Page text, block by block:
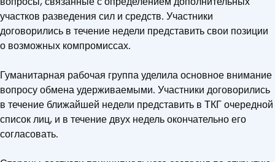
участков разведения сил и средств. Участники
договорились в течение недели представить свои позиции
о возможных компромиссах.
Гуманитарная рабочая группа уделила основное внимание
вопросу обмена удерживаемыми. Участники договорились
в течение ближайшей недели представить в ТКГ очередной
список лиц, и в течение двух недель окончательно его
согласовать.